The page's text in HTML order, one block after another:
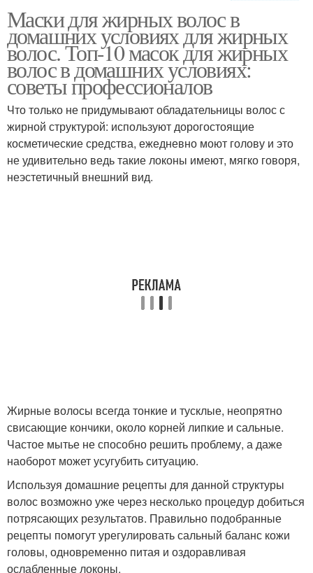
условиях
Маска от жирных волос
Маска для жирных
волос
Яйцо для волос
Полоскание для
жирных волос
волос
волос
Маски из горчицы
Волос с репейным
маслом
Маски для жирных волос в
домашних условиях для жирных
волос. Топ-10 масок для жирных
волос в домашних условиях:
советы профессионалов
Что только не придумывают обладательницы волос с
жирной структурой: используют дорогостоящие
косметические средства, ежедневно моют голову и это
не удивительно ведь такие локоны имеют, мягко говоря,
неэстетичный внешний вид.
Жирные волосы всегда тонкие и тусклые, неопрятно
свисающие кончики, около корней липкие и сальные.
Частое мытье не способно решить проблему, а даже
наоборот может усугубить ситуацию.
Используя домашние рецепты для данной структуры
волос возможно уже через несколько процедур добиться
потрясающих результатов. Правильно подобранные
рецепты помогут урегулировать сальный баланс кожи
головы, одновременно питая и оздоравливая
ослабленные локоны.